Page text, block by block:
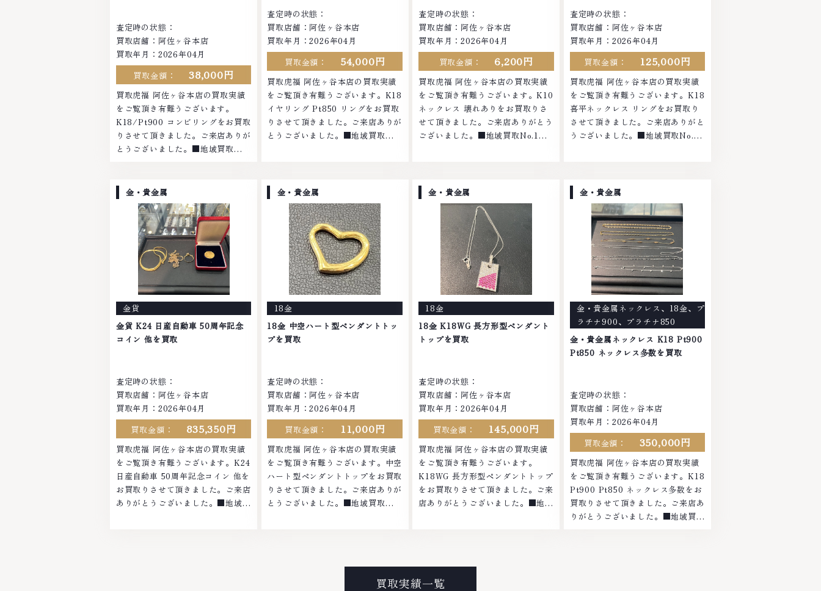
査定時の状態：
買取店舗：阿佐ヶ谷本店
買取年月：2026年04月
買取金額：
38,000円
買取虎福 阿佐ヶ谷本店の買取実績
をご覧頂き有難うございます。
K18/Pt900 コンビリングをお買取
りさせて頂きました。ご来店ありが
とうございました。■地域買取
取りのことなら、お任せくださいな
かでも金・プラチナ等のアクセサリ
ー・貴金属・宝石・ダイヤモンド・
ジュエリーや ブランド品・時計等
は特に自信を持って、高額査定を実
現しております。 古くて使わなく
なってしまったアクセサリー、動か
なくなってしまった腕時計、多くの
お品物の高価買取りを実現してお
り、他店ではお値段の付かなかった
お品物でも、一点一点丁寧に無料で
査定します。お気軽にご連絡くださ
査定時の状態：
買取店舗：阿佐ヶ谷本店
買取年月：2026年04月
買取金額：
54,000円
買取虎福 阿佐ヶ谷本店の買取実績
をご覧頂き有難うございます。K18
イヤリング Pt850 リングをお買取
りさせて頂きました。ご来店ありが
とうございました。■地域買取
かでも金・プラチナ等のアクセサリ
ー・貴金属・宝石・ダイヤモンド・
ジュエリーや ブランド品・時計等
は特に自信を持って、高額査定を実
現しております。 古くて使わなく
なってしまったアクセサリー、動か
なくなってしまった腕時計、多くの
お品物の高価買取りを実現してお
り、他店ではお値段の付かなかった
お品物でも、一点一点丁寧に無料で
査定します。お気軽にご連絡くださ
い。TEL: 0120-959-764営業時間:
査定時の状態：
買取店舗：阿佐ヶ谷本店
買取年月：2026年04月
買取金額：
6,200円
買取虎福 阿佐ヶ谷本店の買取実績
をご覧頂き有難うございます。K10
ネックレス 壊れありをお買取りさ
せて頂きました。ご来店ありがとう
ございました。■地域買取No.1へ
金・プラチナ等のアクセサリー・貴
金属・宝石・ダイヤモンド・ジュエ
リーや ブランド品・時計等は特に
自信を持って、高額査定を実現して
おります。 古くて使わなくなって
しまったアクセサリー、動かなくな
ってしまった腕時計、多くのお品物
の高価買取りを実現しており、他店
ではお値段の付かなかったお品物で
も、一点一点丁寧に無料で査定しま
す。お気軽にご連絡ください。
TEL: 0120-959-764営業時間:
査定時の状態：
買取店舗：阿佐ヶ谷本店
買取年月：2026年04月
買取金額：
125,000円
買取虎福 阿佐ヶ谷本店の買取実績
をご覧頂き有難うございます。K18
喜平ネックレス リングをお買取り
させて頂きました。ご来店ありがと
うございました。■地域買取No.1
も金・プラチナ等のアクセサリー・
貴金属・宝石・ダイヤモンド・ジュ
エリーや ブランド品・時計等は特
に自信を持って、高額査定を実現し
ております。 古くて使わなくなっ
てしまったアクセサリー、動かなく
なってしまった腕時計、多くのお品
物の高価買取りを実現しており、他
店ではお値段の付かなかったお品物
でも、一点一点丁寧に無料で査定し
ます。お気軽にご連絡ください。
TEL: 0120-959-764営業時間:
10:00～19:00定休日: 年中無休
金・貴金属
金貨
金貨 K24 日産自動車 50周年記念
コイン 他を買取
査定時の状態：
買取店舗：阿佐ヶ谷本店
買取年月：2026年04月
買取金額：
835,350円
買取虎福 阿佐ヶ谷本店の買取実績
をご覧頂き有難うございます。K24
日産自動車 50周年記念コイン 他を
お買取りさせて頂きました。ご来店
ありがとうございました。■地域買
金・貴金属
18金
18金 中空ハート型ペンダントトッ
プを買取
査定時の状態：
買取店舗：阿佐ヶ谷本店
買取年月：2026年04月
買取金額：
11,000円
買取虎福 阿佐ヶ谷本店の買取実績
をご覧頂き有難うございます。中空
ハート型ペンダントトップをお買取
りさせて頂きました。ご来店ありが
とうございました。■地域買取
ー・貴金属・宝石・ダイヤモンド・
ジュエリーや ブランド品・時計等
金・貴金属
18金
18金 K18WG 長方形型ペンダント
トップを買取
査定時の状態：
買取店舗：阿佐ヶ谷本店
買取年月：2026年04月
買取金額：
145,000円
買取虎福 阿佐ヶ谷本店の買取実績
をご覧頂き有難うございます。
K18WG 長方形型ペンダントトップ
をお買取りさせて頂きました。ご来
店ありがとうございました。■地域
サリー・貴金属・宝石・ダイヤモン
ド・ジュエリーや ブランド品・時
金・貴金属
金・貴金属ネックレス 、 18金、 プ
ラチナ900、 プラチナ850
金・貴金属ネックレス K18 Pt900
Pt850 ネックレス多数を買取
査定時の状態：
買取店舗：阿佐ヶ谷本店
買取年月：2026年04月
買取金額：
350,000円
買取虎福 阿佐ヶ谷本店の買取実績
をご覧頂き有難うございます。K18
Pt900 Pt850 ネックレス多数をお
買取りさせて頂きました。ご来店あ
りがとうございました。■地域買取
買取実績一覧